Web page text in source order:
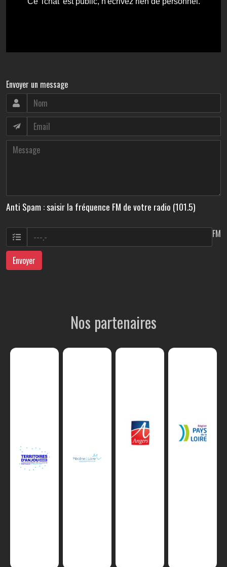
Envoyer un message
Anti Spam : saisir la fréquence FM de votre radio (101.5)
FM
Envoyer
Nos partenaires